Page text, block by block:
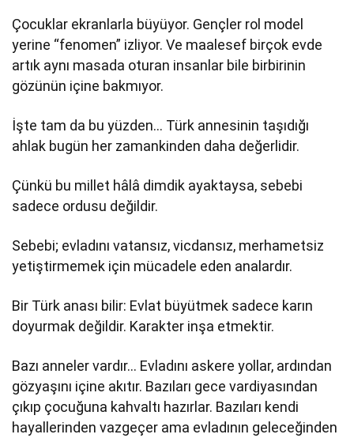
Çocuklar ekranlarla büyüyor. Gençler rol model
yerine “fenomen” izliyor. Ve maalesef birçok evde
artık aynı masada oturan insanlar bile birbirinin
gözünün içine bakmıyor.
İşte tam da bu yüzden… Türk annesinin taşıdığı
ahlak bugün her zamankinden daha değerlidir.
Çünkü bu millet hâlâ dimdik ayaktaysa, sebebi
sadece ordusu değildir.
Sebebi; evladını vatansız, vicdansız, merhametsiz
yetiştirmemek için mücadele eden analardır.
Bir Türk anası bilir: Evlat büyütmek sadece karın
doyurmak değildir. Karakter inşa etmektir.
Bazı anneler vardır… Evladını askere yollar, ardından
gözyaşını içine akıtır. Bazıları gece vardiyasından
çıkıp çocuğuna kahvaltı hazırlar. Bazıları kendi
hayallerinden vazgeçer ama evladının geleceğinden